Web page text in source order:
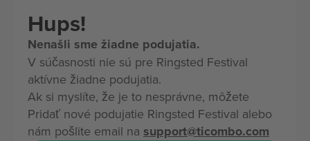
Hups!
Nenašli sme žiadne podujatia.
V súčasnosti nie sú pre Ringsted Festival
aktívne žiadne podujatia.
Ak si myslíte, že je to nesprávne, môžete
Pridať nové podujatie Ringsted Festival alebo
nám pošlite email na support@ticombo.com